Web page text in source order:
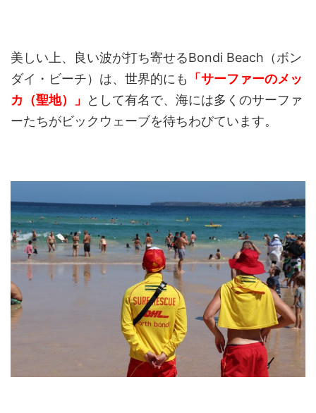
美しい上、良い波が打ち寄せるBondi Beach（ボン
ダイ・ビーチ）は、世界的にも
「サーファーのメッ
カ（聖地）」
として有名で、海には多くのサーファ
ーたちがビックウェーブを待ちわびています。